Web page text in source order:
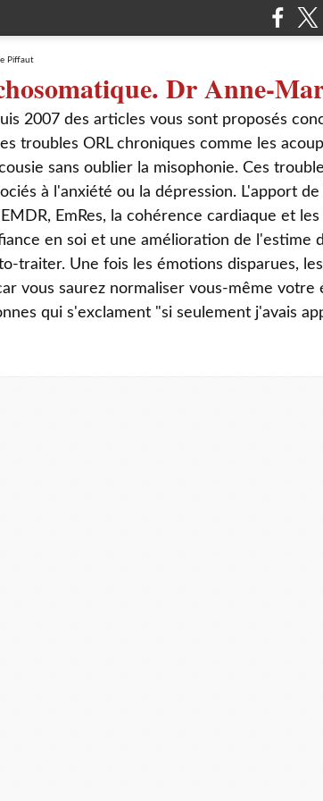
Dr Anne-
2007 des articles vous sont proposés
troubles ORL chroniques comme les
sans oublier la misophonie. Ces
à l'anxiété ou la dépression. L'apport
EmRes, la cohérence cardiaque et
en soi et une amélioration de l'estime
traiter. Une fois les émotions disparues,
vous saurez normaliser vous-même votre
qui s'exclament "si seulement j'avais